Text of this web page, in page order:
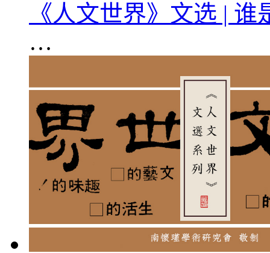
《人文世界》文选 |
…